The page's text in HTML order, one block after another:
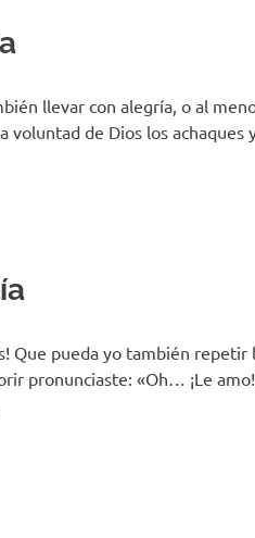
llevar con alegría, o al
voluntad de Dios los achaques
Que pueda yo también repetir
pronunciaste: «Oh… ¡Le